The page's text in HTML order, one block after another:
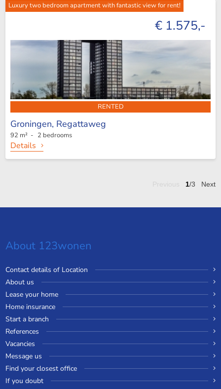
Luxury two bedroom apartment with fantastic view for rent!
€ 1.575,-
RENTED
Groningen, Regattaweg
92 m² - 2 bedrooms
Details
1/3 Next
About 123wonen
Contact details of Location
About us
Lease your home
Home insurance
Start a branch
References
Vacancies
Message us
Find your closest office
If you doubt